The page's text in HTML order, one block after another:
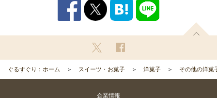
ぐるすぐり：ホーム スイーツ・お菓子 洋菓子 その他の洋菓
企業情報